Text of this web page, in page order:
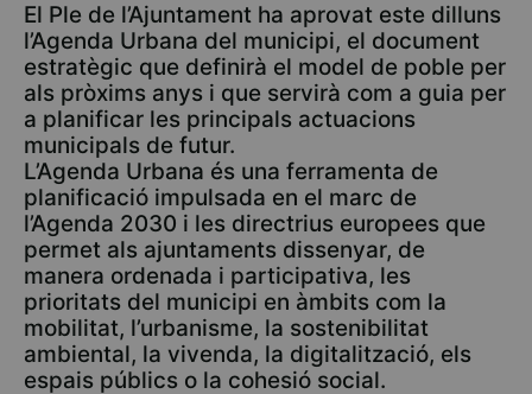
El Ple de l’Ajuntament ha aprovat este dilluns
l’Agenda Urbana del municipi, el document
estratègic que definirà el model de poble per
als pròxims anys i que servirà com a guia per
a planificar les principals actuacions
municipals de futur.
L’Agenda Urbana és una ferramenta de
planificació impulsada en el marc de
l’Agenda 2030 i les directrius europees que
permet als ajuntaments dissenyar, de
manera ordenada i participativa, les
prioritats del municipi en àmbits com la
mobilitat, l’urbanisme, la sostenibilitat
ambiental, la vivenda, la digitalització, els
espais públics o la cohesió social.